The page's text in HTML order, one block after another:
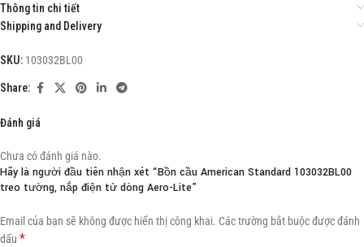
Thông tin chi tiết
Shipping and Delivery
SKU: 103032BL00
Share:
Đánh giá
Chưa có đánh giá nào.
Hãy là người đầu tiên nhận xét “Bồn cầu American Standard 103032BL00
treo tường, nắp điện tử dòng Aero-Lite”
Email của bạn sẽ không được hiển thị công khai. Các trường bắt buộc được đánh
dấu *